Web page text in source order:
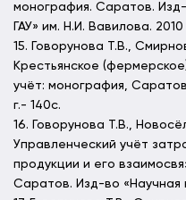
монография. Саратов.
ГАУ» им. Н.И. Вавилова. 2010
15. Говорунова Т.В.,
Крестьянское
учёт: монография,
г.- 140с.
16. Говорунова Т.В.,
Управленческий учёт
продукции и его
Саратов. Изд-во «Научная